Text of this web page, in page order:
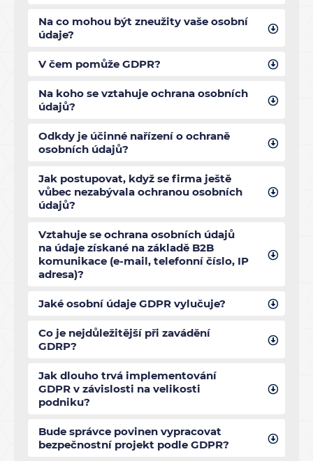
Na co mohou být zneužity vaše osobní
údaje?
V čem pomůže GDPR?
Na koho se vztahuje ochrana osobních
údajů?
Odkdy je účinné nařízení o ochraně
osobních údajů?
Jak postupovat, když se firma ještě
vůbec nezabývala ochranou osobních
údajů?
Vztahuje se ochrana osobních údajů
na údaje získané na základě B2B
komunikace (e-mail, telefonní číslo, IP
adresa)?
Jaké osobní údaje GDPR vylučuje?
Co je nejdůležitější při zavádění
GDRP?
Jak dlouho trvá implementování
GDPR v závislosti na velikosti
podniku?
Bude správce povinen vypracovat
bezpečnostní projekt podle GDPR?